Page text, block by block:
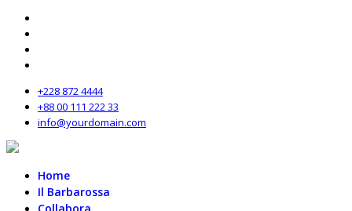
+228 872 4444
+88 00 111 222 33
info@yourdomain.com
Home
Il Barbarossa